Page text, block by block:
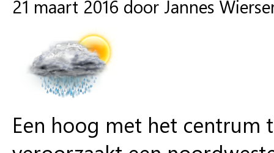
21 maart 2016 door Jannes
Een hoog met het centrum